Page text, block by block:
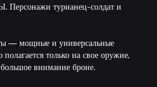
турианец-солдат и
— мощные и универсальные
только на свое оружие,
внимание броне.